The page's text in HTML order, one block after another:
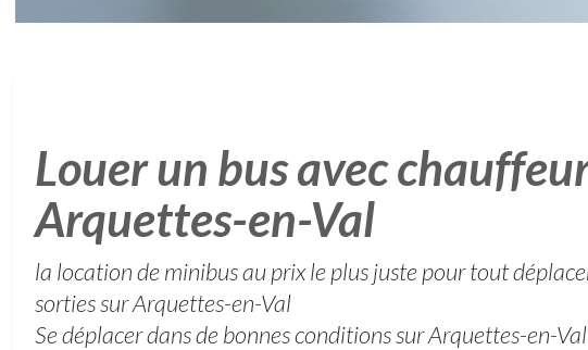
Louer un bus avec
Arquettes-en-Val
la location de minibus au prix le plus juste pour tout
sorties sur Arquettes-en-Val
Se déplacer dans de bonnes conditions sur Arquettes-en-